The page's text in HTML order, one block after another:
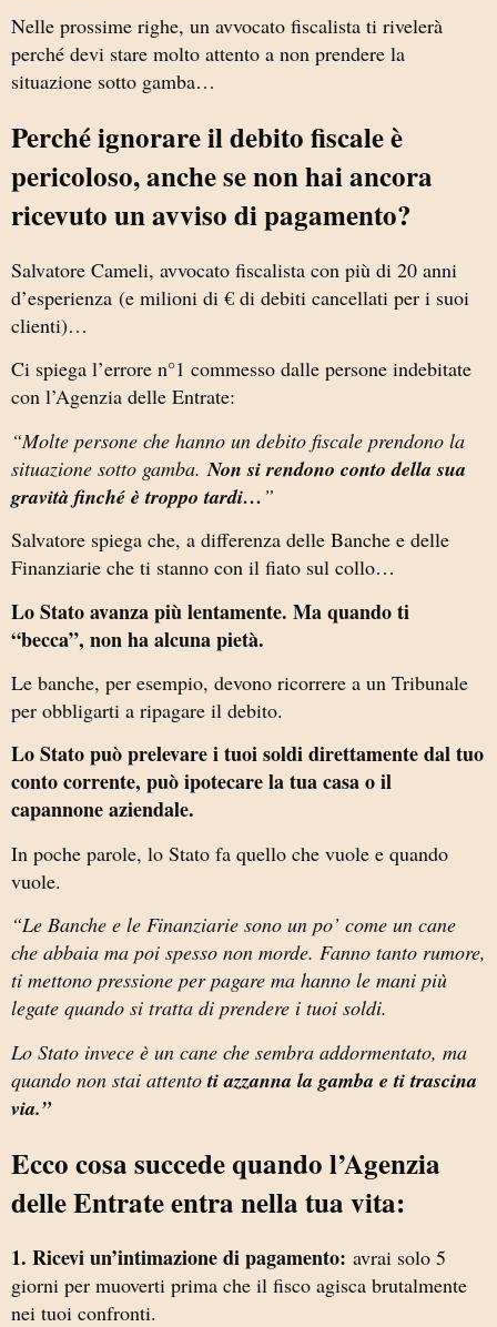
Nelle prossime righe, un avvocato fiscalista ti rivelerà
perché devi stare molto attento a non prendere la
situazione sotto gamba…
Perché ignorare il debito fiscale è
pericoloso, anche se non hai ancora
ricevuto un avviso di pagamento?
Salvatore Cameli, avvocato fiscalista con più di 20 anni
d’esperienza (e milioni di € di debiti cancellati per i suoi
clienti)…
Ci spiega l’errore n°1 commesso dalle persone indebitate
con l’Agenzia delle Entrate:
“Molte persone che hanno un debito fiscale prendono la
situazione sotto gamba.Non si rendono conto della sua
gravità finché è troppo tardi… ”
Salvatore spiega che, a differenza delle Banche e delle
Finanziarie che ti stanno con il fiato sul collo…
Lo Stato avanza più lentamente. Ma quando ti
“becca”, non ha alcuna pietà.
Le banche, per esempio, devono ricorrere a un Tribunale
per obbligarti a ripagare il debito.
Lo Stato può prelevare i tuoi soldi direttamente dal tuo
conto corrente, può ipotecare la tua casa o il
capannone aziendale.
In poche parole, lo Stato fa quello che vuole e quando
vuole.
“Le Banche e le Finanziarie sono un po’ come un cane
che abbaia ma poi spesso non morde. Fanno tanto rumore,
ti mettono pressione per pagare ma hanno le mani più
legate quando si tratta di prendere i tuoi soldi.
Lo Stato invece è un cane che sembra addormentato, ma
quando non stai attentoti azzanna la gamba e ti trascina
via.”
Ecco cosa succede quando l’Agenzia
delle Entrate entra nella tua vita:
1. Ricevi un’intimazione di pagamento: avrai solo 5
giorni per muoverti prima che il fisco agisca brutalmente
nei tuoi confronti.